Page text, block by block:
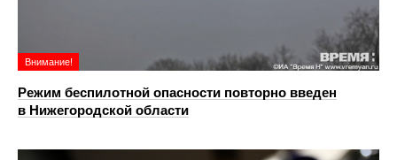
Внимание!
Режим беспилотной опасности повторно введен
в Нижегородской области